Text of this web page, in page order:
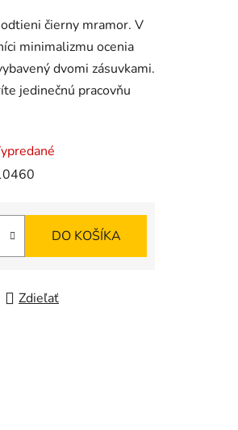
čierny mramor. V
minimalizmu ocenia
dvomi zásuvkami.
jedinečnú pracovňu
DO KOŠÍKA
Zdieľať